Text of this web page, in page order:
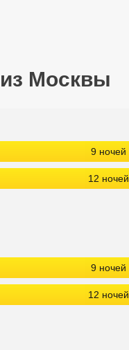
Москвы
9 ночей
12 ночей
9 ночей
12 ночей